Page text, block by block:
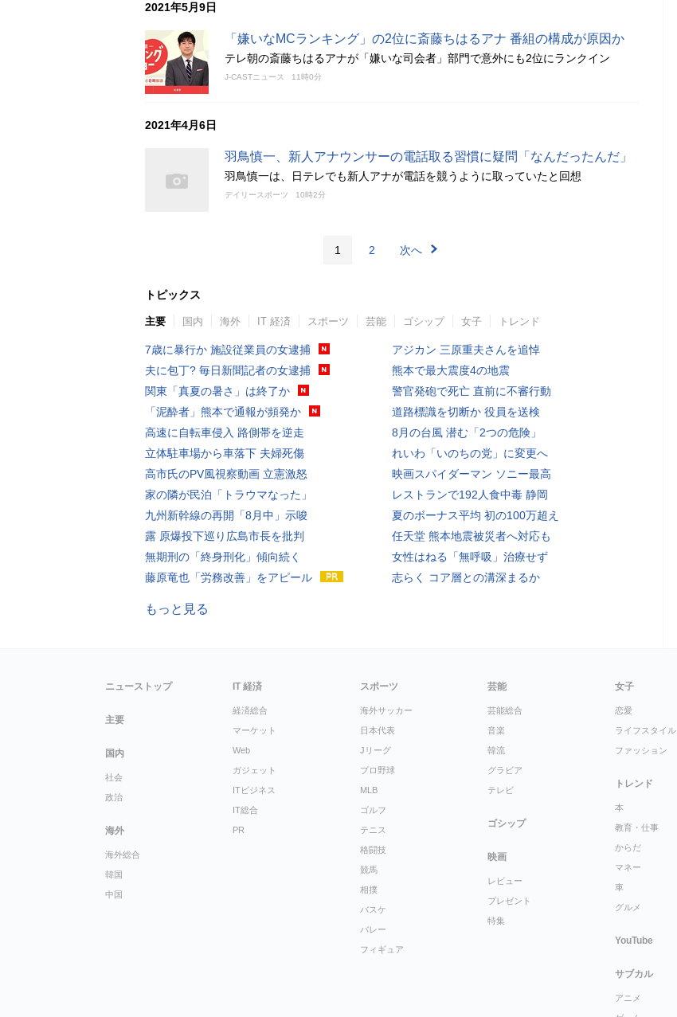
2021年5月9日
「嫌いなMCランキング」の2位に斎藤ちはるアナ 番組の構成が原因か
テレ朝の斎藤ちはるアナが「嫌いな司会者」部門で意外にも2位にランクイン
J-CASTニュース 11時0分
2021年4月6日
羽鳥慎一、新人アナウンサーの電話取る習慣に疑問「なんだったんだ」
羽鳥慎一は、日テレでも新人アナが電話を競うように取っていたと回想
デイリースポーツ 10時2分
1 2 次へ
トピックス
主要 国内 海外 IT 経済 スポーツ 芸能 ゴシップ 女子 トレンド
7歳に暴行か 施設従業員の女逮捕
夫に包丁? 毎日新聞記者の女逮捕
関東「真夏の暑さ」は終了か
「泥酔者」熊本で通報が頻発か
高速に自転車侵入 路側帯を逆走
立体駐車場から車落下 夫婦死傷
高市氏のPV風視察動画 立憲激怒
家の隣が民泊「トラウマなった」
九州新幹線の再開「8月中」示唆
露 原爆投下巡り広島市長を批判
無期刑の「終身刑化」傾向続く
藤原竜也「労務改善」をアピール
アジカン 三原重夫さんを追悼
熊本で最大震度4の地震
警官発砲で死亡 直前に不審行動
道路標識を切断か 役員を送検
8月の台風 潜む「2つの危険」
れいわ「いのちの党」に変更へ
映画スパイダーマン ソニー最高
レストランで192人食中毒 静岡
夏のボーナス平均 初の100万超え
任天堂 熊本地震被災者へ対応も
女性はねる「無呼吸」治療せず
志らく コア層との溝深まるか
もっと見る
ニューストップ
主要
国内
社会
政治
海外
海外総合
韓国
中国
IT 経済
経済総合
マーケット
Web
ガジェット
ITビジネス
IT総合
PR
スポーツ
海外サッカー
日本代表
Jリーグ
プロ野球
MLB
ゴルフ
テニス
格闘技
競馬
相撲
バスケ
バレー
フィギュア
芸能
芸能総合
音楽
韓流
グラビア
テレビ
ゴシップ
映画
レビュー
プレゼント
特集
女子
恋愛
ライフスタイル
ファッション
トレンド
本
教育・仕事
からだ
マネー
車
グルメ
YouTube
サブカル
アニメ